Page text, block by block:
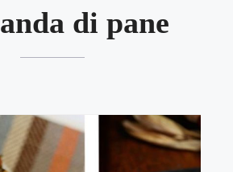
di pane